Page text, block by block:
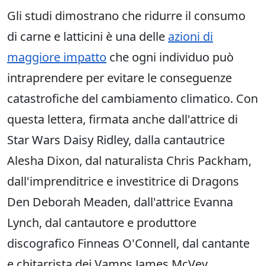
Gli studi dimostrano che ridurre il consumo
di carne e latticini è una delle azioni di
maggiore impatto che ogni individuo può
intraprendere per evitare le conseguenze
catastrofiche del cambiamento climatico. Con
questa lettera, firmata anche dall'attrice di
Star Wars Daisy Ridley, dalla cantautrice
Alesha Dixon, dal naturalista Chris Packham,
dall'imprenditrice e investitrice di Dragons
Den Deborah Meaden, dall'attrice Evanna
Lynch, dal cantautore e produttore
discografico Finneas O'Connell, dal cantante